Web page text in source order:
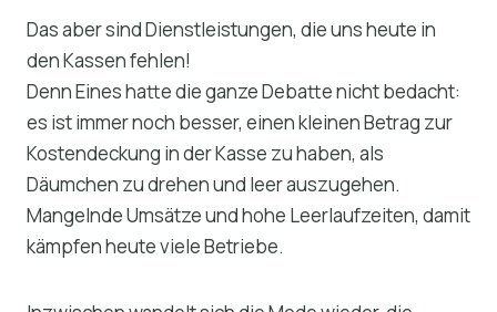
Das aber sind Dienstleistungen, die uns heute in
den Kassen fehlen!
Denn Eines hatte die ganze Debatte nicht bedacht:
es ist immer noch besser, einen kleinen Betrag zur
Kostendeckung in der Kasse zu haben, als
Däumchen zu drehen und leer auszugehen.
Mangelnde Umsätze und hohe Leerlaufzeiten, damit
kämpfen heute viele Betriebe.